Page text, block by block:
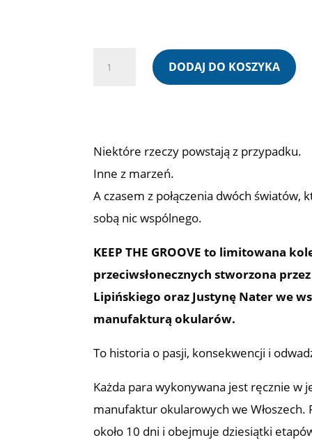
THE
GROOVE
DODAJ DO KOSZYKA
Niektóre rzeczy powstają z przypadku.
Inne z marzeń.
A czasem z połączenia dwóch światów,
sobą nic wspólnego.
KEEP THE GROOVE to limitowana
przeciwsłonecznych stworzona
Lipińskiego oraz Justynę Nater we
manufakturą okularów.
To historia o pasji, konsekwencji i
Każda para wykonywana jest ręcznie w
manufaktur okularowych we
około 10 dni i obejmuje dziesiątki